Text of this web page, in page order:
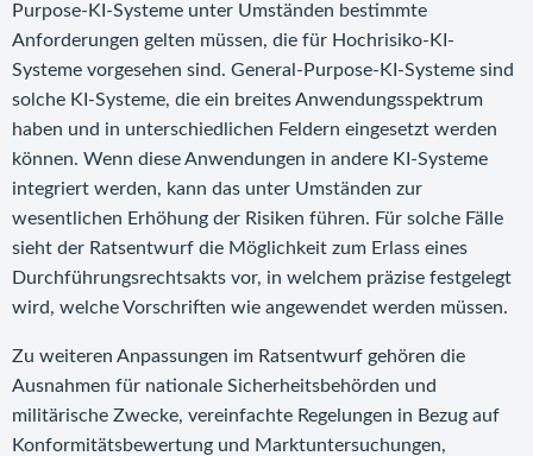
Purpose-KI-Systeme unter Umständen bestimmte
Anforderungen gelten müssen, die für Hochrisiko-KI-
Systeme vorgesehen sind. General-Purpose-KI-Systeme sind
solche KI-Systeme, die ein breites Anwendungsspektrum
haben und in unterschiedlichen Feldern eingesetzt werden
können. Wenn diese Anwendungen in andere KI-Systeme
integriert werden, kann das unter Umständen zur
wesentlichen Erhöhung der Risiken führen. Für solche Fälle
sieht der Ratsentwurf die Möglichkeit zum Erlass eines
Durchführungsrechtsakts vor, in welchem präzise festgelegt
wird, welche Vorschriften wie angewendet werden müssen.
Zu weiteren Anpassungen im Ratsentwurf gehören die
Ausnahmen für nationale Sicherheitsbehörden und
militärische Zwecke, vereinfachte Regelungen in Bezug auf
Konformitätsbewertung und Marktuntersuchungen,